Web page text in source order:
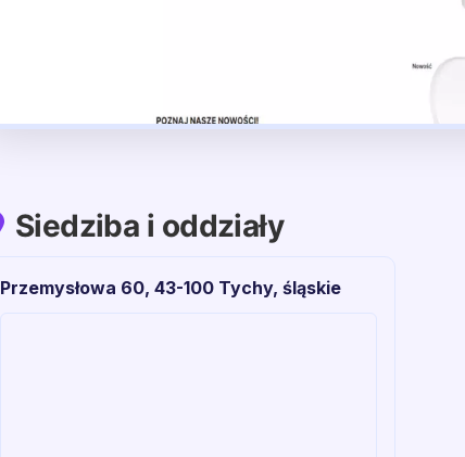
Siedziba i oddziały
Przemysłowa 60, 43-100 Tychy, śląskie